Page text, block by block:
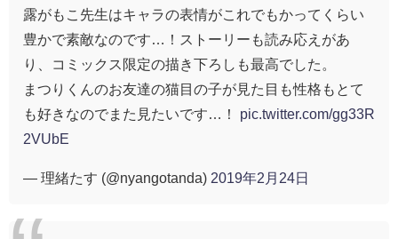
露がもこ先生はキャラの表情がこれでもかってくらい
豊かで素敵なのです…！ストーリーも読み応えがあ
り、コミックス限定の描き下ろしも最高でした。
まつりくんのお友達の猫目の子が見た目も性格もとて
も好きなのでまた見たいです…！ pic.twitter.com/gg33R
2VUbE
— 理緒たす (@nyangotanda) 2019年2月24日